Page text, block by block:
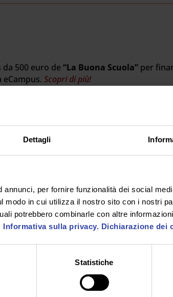
Dettagli
per fornire funzionalità dei social
modo in cui utilizza il nostro sito con i nostri
potrebbero combinarle con altre
Informativa sulla privacy. Dichiarazione dei
Statistiche
da 500 euro de“La Buona Scuola” per
eCampus.Scopri di più!
di ogni ordine e grado; professionisti e
ed abilità inerenti l’utilizzo di
a corredare ogni studente di una